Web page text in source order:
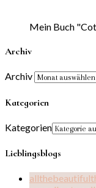
Mein Buch
Archiv
Archiv
Kategorien
Kategorien
Lieblingsblogs